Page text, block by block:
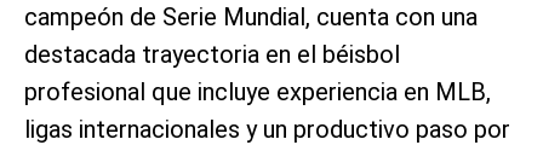
campeón de Serie Mundial, cuenta con una
destacada trayectoria en el béisbol
profesional que incluye experiencia en MLB,
ligas internacionales y un productivo paso por